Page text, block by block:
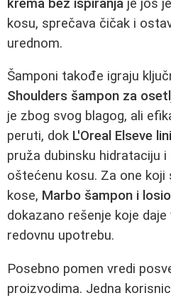
krema bez ispiranja je još
kosu, sprečava čičak i
urednom.
Šamponi takođe igraju
Shoulders šampon za
je zbog svog blagog, ali
peruti, dok L'Oreal Elseve
pruža dubinsku hidrataciju i
oštećenu kosu. Za one koji
kose, Marbo šampon i
dokazano rešenje koje
redovnu upotrebu.
Posebno pomen vredi
proizvodima. Jedna